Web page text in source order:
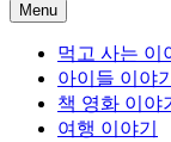
Menu
먹고 사는 이
아이들 이야기
책 영화 이야
여행 이야기